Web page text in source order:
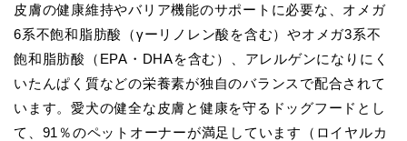
皮膚の健康維持やバリア機能のサポートに必要な、オメガ
6系不飽和脂肪酸（γーリノレン酸を含む）やオメガ3系不
飽和脂肪酸（EPA・DHAを含む）、アレルゲンになりにく
いたんぱく質などの栄養素が独自のバランスで配合されて
います。愛犬の健全な皮膚と健康を守るドッグフードとし
て、91％のペットオーナーが満足しています（ロイヤルカ